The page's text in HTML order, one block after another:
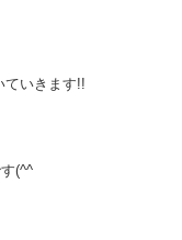
ていきます!!
(^^ゞ